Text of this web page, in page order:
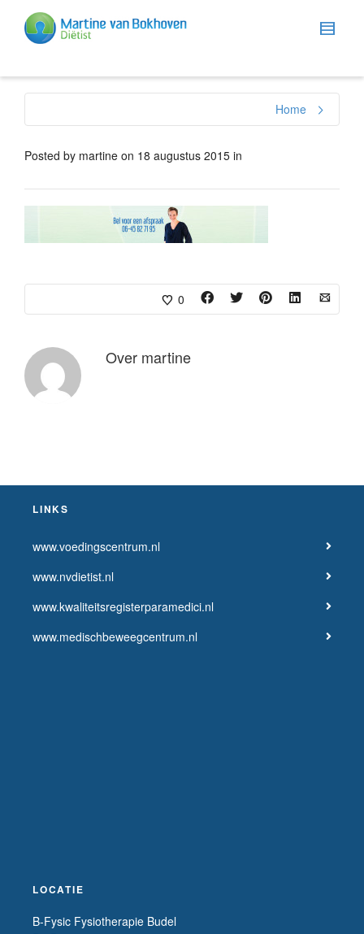
Home
Posted by martine on 18 augustus 2015 in
0
Over martine
LINKS
www.voedingscentrum.nl
www.nvdietist.nl
www.kwaliteitsregisterparamedici.nl
www.medischbeweegcentrum.nl
LOCATIE
B-Fysic Fysiotherapie Budel